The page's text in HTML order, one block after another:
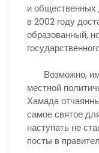
и общественных
в 2002 году
образованный,
Возможно,
местной
Хамада
самое святое
наступать не
посты в